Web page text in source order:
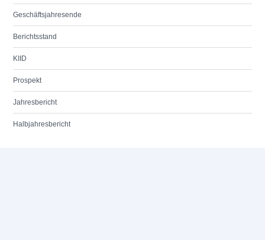
Geschäftsjahresende
Berichtsstand
KIID
Prospekt
Jahresbericht
Halbjahresbericht